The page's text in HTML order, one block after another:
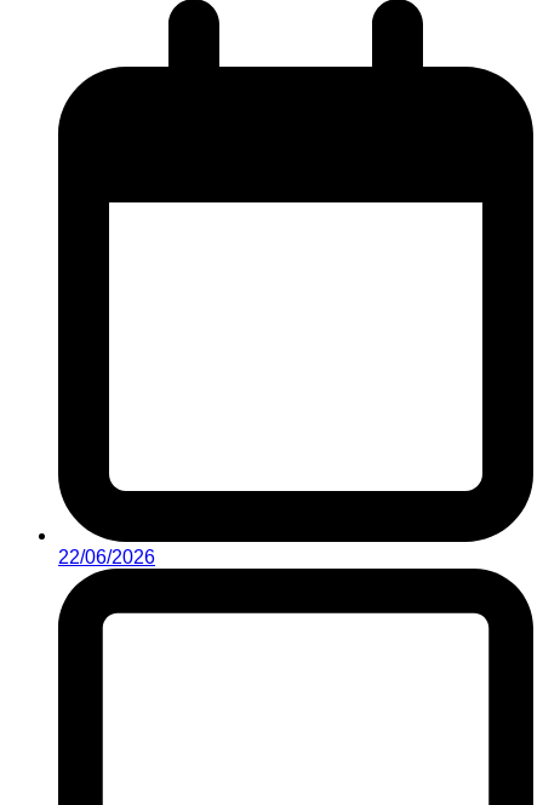
22/06/2026